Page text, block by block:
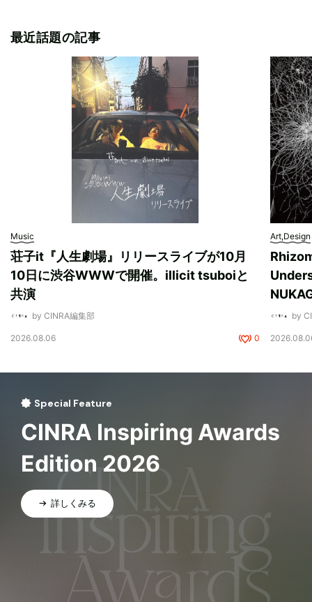
最近話題の記事
Music
荘子it『人生劇場』リリースライブが10月
10日に渋谷WWWで開催。illicit tsuboiと
共演
by CINRA編集部
2026.08.06 0
Art,Design
by
Special Feature
CINRA Inspiring Awards
Edition 2026
詳しくみる